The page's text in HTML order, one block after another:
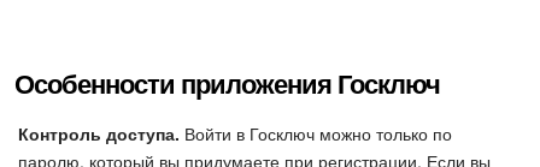
Мессенджер
Особенности приложения Госключ
Контроль доступа. Войти в Госключ можно только по
паролю, который вы придумаете при регистрации. Если вы